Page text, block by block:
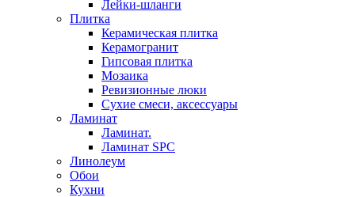
Лейки-шланги
Плитка
Керамическая плитка
Керамогранит
Гипсовая плитка
Мозаика
Ревизионные люки
Сухие смеси, аксессуары
Ламинат
Ламинат.
Ламинат SPC
Линолеум
Обои
Кухни